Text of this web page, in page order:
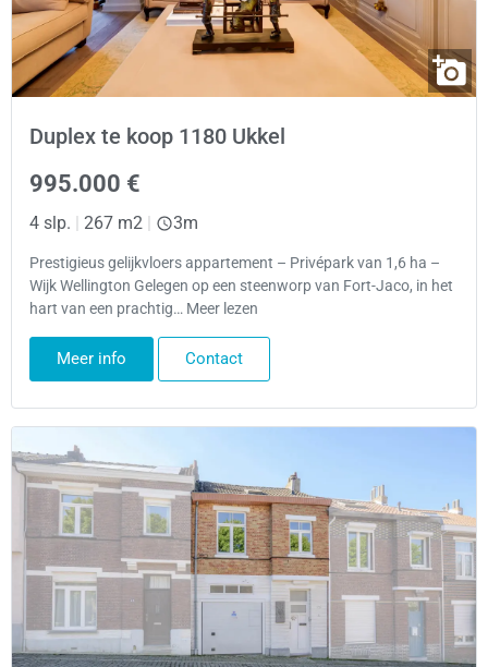
Duplex te koop 1180 Ukkel
995.000 €
4 slp. | 267 m2 | 3m
Prestigieus gelijkvloers appartement – Privépark van 1,6 ha –
Wijk Wellington Gelegen op een steenworp van Fort-Jaco, in het
hart van een prachtig… Meer lezen
Meer info Contact